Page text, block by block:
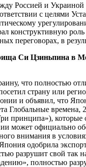
Россией и
с целями
конструктивную
переговорах, в
Си Цзиньпина в
что полностью
страну или
и объявил, что
Глобальные
принципа»),
может официально
внимания в
одобрила
разрушит свой так
полностью